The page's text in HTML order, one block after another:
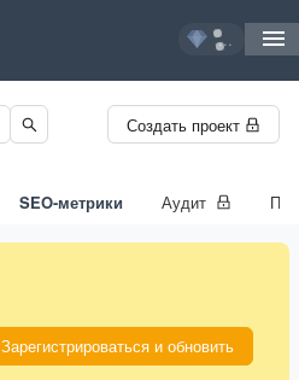
...
Создать проект
SEO-метрики Аудит
Зарегистрироваться и обновить